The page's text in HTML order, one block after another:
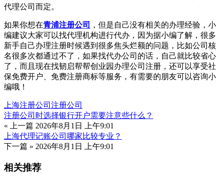
代理公司而定。
如果你想在青浦注册公司
，但是自己没有相关的办理经验，小
编建议大家可以找代理机构进行代办，因为据小编了解，很多
新手自己办理注册时候遇到很多焦头烂额的问题，比如公司核
名很多次都通过不了，如果找代办公司的话，自己就比较省心
了，而且现在找韧启帮帮创业园办理公司注册，还可以享受社
保免费开户、免费注册商标等服务，有需要的朋友可以咨询小
编哦！
上海注册公司 注册公司
注册公司时选择银行开户需要注意些什么？
« 上一篇 2026年8月1日 上午9:01
上海代理记账公司哪家比较专业？
下一篇 » 2026年8月1日 上午9:01
相关推荐